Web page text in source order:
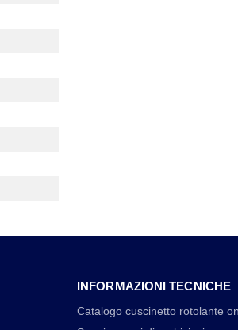
INFORMAZIONI TECNICHE
Catalogo cuscinetto rotolante